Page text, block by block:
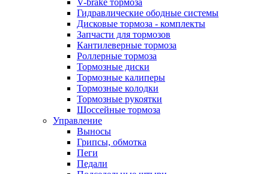
Гидравлические ободные системы
Дисковые тормоза - комплекты
Запчасти для тормозов
Кантилеверные тормоза
Роллерные тормоза
Тормозные диски
Тормозные калиперы
Тормозные колодки
Тормозные рукоятки
Шоссейные тормоза
Управление
Выносы
Грипсы, обмотка
Пеги
Педали